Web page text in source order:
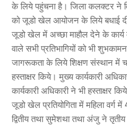
के लिये पहुंचना है। जिला कलक्टर ने
को जूडो खेल आयोजन के लिये बधाई दी
जूडो खेल में अच्छा माहौल देने के
वाले सभी प्रतिभागियों को भी
जागरूकता के लिये शिक्षण संस्थान में
हस्ताक्षर किये। मुख्य कार्यकारी
कार्यकारी अधिकारी ने भी हस्ताक्षर
जूडो खेल प्रतियोगिता में महिला वर्ग
द्वितीय तथा सुमेशथा तथा अंजु ने